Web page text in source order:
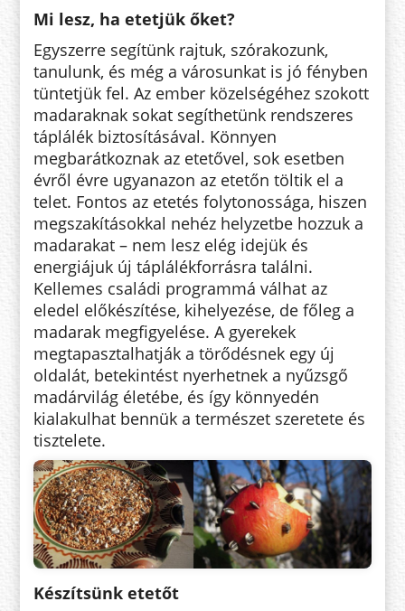
Mi lesz, ha etetjük őket?
Egyszerre segítünk rajtuk, szórakozunk,
tanulunk, és még a városunkat is jó fényben
tüntetjük fel. Az ember közelségéhez szokott
madaraknak sokat segíthetünk rendszeres
táplálék biztosításával. Könnyen
megbarátkoznak az etetővel, sok esetben
évről évre ugyanazon az etetőn töltik el a
telet. Fontos az etetés folytonossága, hiszen
megszakításokkal nehéz helyzetbe hozzuk a
madarakat – nem lesz elég idejük és
energiájuk új táplálékforrásra találni.
Kellemes családi programmá válhat az
eledel előkészítése, kihelyezése, de főleg a
madarak megfigyelése. A gyerekek
megtapasztalhatják a törődésnek egy új
oldalát, betekintést nyerhetnek a nyűzsgő
madárvilág életébe, és így könnyedén
kialakulhat bennük a természet szeretete és
tisztelete.
Készítsünk etetőt